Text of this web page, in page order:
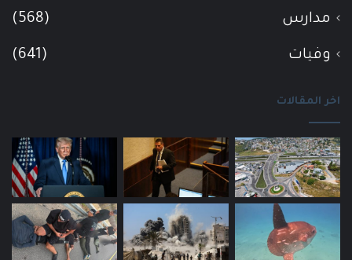
مدارس (568)
وفيات (641)
اخر المقالات